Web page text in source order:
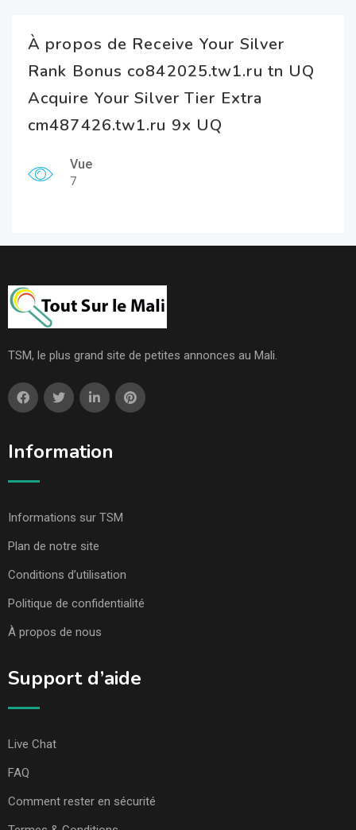
À propos de Receive Your Silver
Rank Bonus co842025.tw1.ru tn UQ
Acquire Your Silver Tier Extra
cm487426.tw1.ru 9x UQ
Vue
7
TSM, le plus grand site de petites annonces au Mali.
Information
Informations sur TSM
Plan de notre site
Conditions d’utilisation
Politique de confidentialité
À propos de nous
Support d’aide
Live Chat
FAQ
Comment rester en sécurité